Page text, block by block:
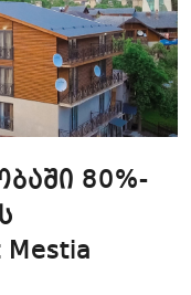
80%-